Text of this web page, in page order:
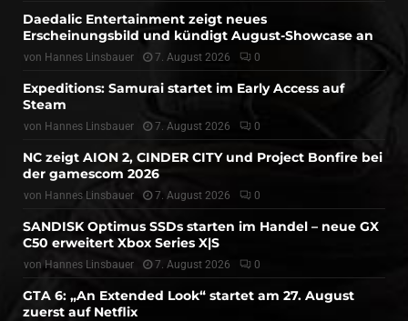
Daedalic Entertainment zeigt neues
Erscheinungsbild und kündigt August-Showcase an
von Hannes Linsbauer 7. August 2026 0
Expeditions: Samurai startet im Early Access auf
Steam
von Hannes Linsbauer 7. August 2026 0
NC zeigt AION 2, CINDER CITY und Project Bonfire bei
der gamescom 2026
von Hannes Linsbauer 7. August 2026 0
SANDISK Optimus SSDs starten im Handel – neue GX
C50 erweitert Xbox Series X|S
von Hannes Linsbauer 7. August 2026 0
GTA 6: „An Extended Look“ startet am 27. August
zuerst auf Netflix